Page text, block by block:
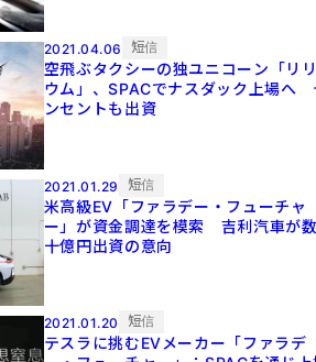
2021.04.06 短信
空飛ぶタクシーの独ユニコーン「リ
ウム」、SPACでナスダック上場へ
ンセントも出資
2021.01.29 短信
米高級EV「ファラデー・フューチャ
ー」が資金調達を模索 吉利汽車が
十億円出資の意向
2021.01.20 短信
テスラに挑むEVメーカー「ファラデ